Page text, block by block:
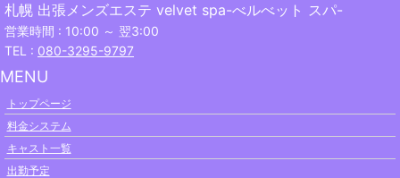
札幌 出張メンズエステ velvet spa-べルべット スパ-
営業時間 : 10:00 ～ 翌3:00
TEL : 080-3295-9797
MENU
トップページ
料金システム
キャスト一覧
出勤予定